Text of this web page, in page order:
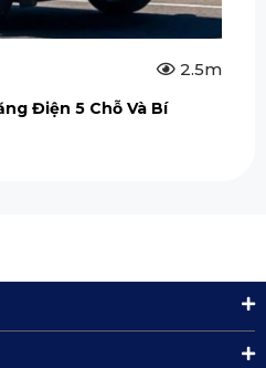
2.5m
Điện 5 Chỗ Và Bí